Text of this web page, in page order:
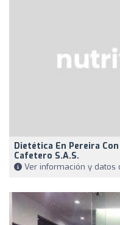
Dietética En Pereira
Cafetero S.A.S.
Ver información y datos